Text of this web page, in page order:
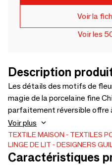
Voir la
Voir les
Description
Les détails des motifs de
magie de la porcelaine fine
parfaitement réversible offre
bleu nuit et une sur fond blanc
positif-négatif ! Parure en
Voir plus
TEXTILE MAISON
TEXTILES
LINGE DE LIT
DESIGNERS
Caractéristiques